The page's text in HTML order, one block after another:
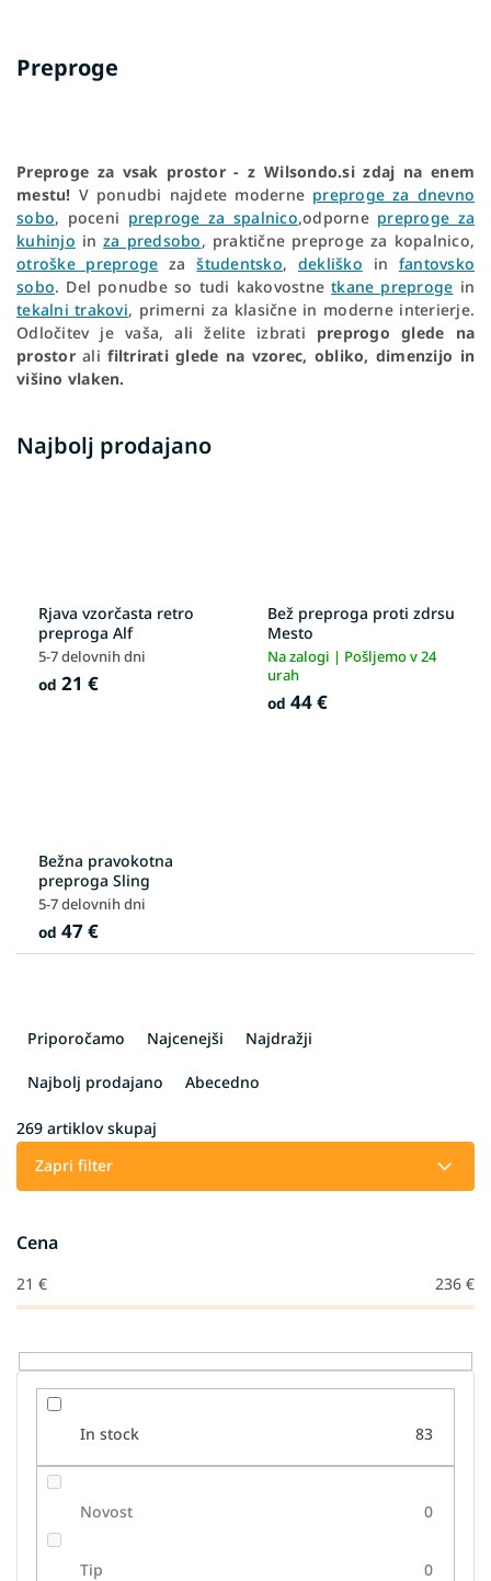
Preproge
Preproge za vsak prostor - z Wilsondo.si zdaj na enem
mestu! V ponudbi najdete moderne preproge za dnevno
sobo, poceni preproge za spalnico,odporne preproge za
kuhinjo inza predsobo, praktične preproge za kopalnico,
otroške preproge zaštudentsko, dekliško in fantovsko
sobo. Del ponudbe so tudi kakovostnetkane preproge in
tekalni trakovi, primerni za klasične in moderne interierje.
Odločitev je vaša, ali želite izbrati preprogo glede na
prostoralifiltrirati glede na vzorec, obliko, dimenzijo in
višino vlaken.
Najbolj prodajano
Rjava vzorčasta retro
preproga Alf
5-7 delovnih dni
od 21 €
Bež preproga proti zdrsu
Mesto
Na zalogi | Pošljemo v 24
urah
od 44 €
Bežna pravokotna
preproga Sling
5-7 delovnih dni
od 47 €
š
e
i
z
e
l
Priporočamo Najcenejši Najdražji
Najbolj prodajano Abecedno
269 artiklov skupaj
Zapri filter
Cena
21 € 236 €
In stock 83
Novost 0
Tip 0